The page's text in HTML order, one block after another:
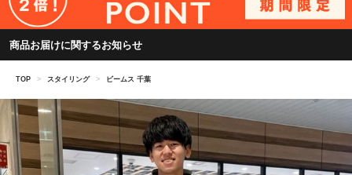
商品お届けに関するお知らせ
TOP > スタイリング > ビームス 千葉